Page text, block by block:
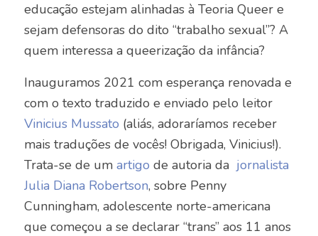
educação estejam alinhadas à Teoria Queer e
sejam defensoras do dito “trabalho sexual”? A
quem interessa a queerização da infância?
Inauguramos 2021 com esperança renovada e
com o texto traduzido e enviado pelo leitor
Vinicius Mussato (aliás, adoraríamos receber
mais traduções de vocês! Obrigada, Vinicius!).
Trata-se de um artigo de autoria da jornalista
Julia Diana Robertson, sobre Penny
Cunningham, adolescente norte-americana
que começou a se declarar “trans” aos 11 anos